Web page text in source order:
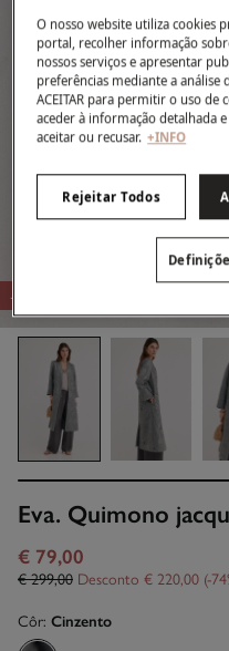
-74%
Eva. Quimono
€ 79,00
€ 299,00 Desconto € 220,00 74
Côr: Cinzento
O nosso website utiliza cookies
portal, recolher informação
nossos serviços e apresentar
preferências mediante a análise
ACEITAR para permitir o uso de
aceder à informação detalhada
aceitar ou recusar. +INFO
Rejeitar Todos